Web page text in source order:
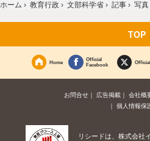
ホーム › 教育行政 › 文部科学省 › 記事 › 写
TOP
Home
Official
Facebook
お問合せ 広告掲載 会社概
個人情報保
リシードは、株式会社